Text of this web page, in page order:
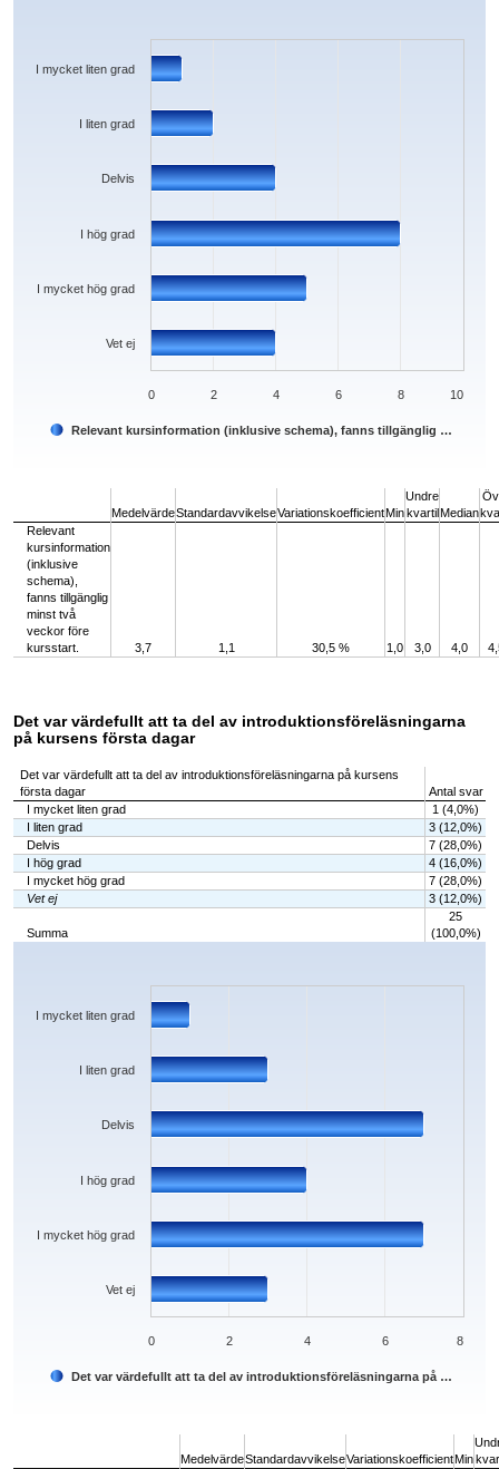
The chart has 1 X axis displaying categories.
The chart has 1 Y axis displaying values. Data ranges from 1 to 8.
Relevant kursinformation (inklusive schema), fanns tillgänglig …
Vet ej
I mycket hög grad
I hög grad
Delvis
I liten grad
I mycket liten grad
0 2 4 6 8 10
MedelvärdeStandardavvikelseVariationskoefficientMin
Undre
kvartilMedian
Relevant
kursinformation
(inklusive
schema),
fanns tillgänglig
minst två
veckor före
kursstart.
3,7 1,1 30,5 % 1,0 3,0 4,0
Det var värdefullt att ta del av introduktionsföreläsningarna
på kursens första dagar
Det var värdefullt att ta del av introduktionsföreläsningarna på kursens
första dagar
Antal svar
I mycket liten grad
1 (4,0%)
I liten grad
3 (12,0%)
Delvis
7 (28,0%)
I hög grad
4 (16,0%)
I mycket hög grad
7 (28,0%)
Vet ej
3 (12,0%)
Summa
25
(100,0%)
Chart
The chart has 1 X axis displaying categories.
The chart has 1 Y axis displaying values. Data ranges from 1 to 7.
Det var värdefullt att ta del av introduktionsföreläsningarna på …
Vet ej
I mycket hög grad
I hög grad
Delvis
I liten grad
I mycket liten grad
0 2 4 6 8
MedelvärdeStandardavvikelseVariationskoefficientMin